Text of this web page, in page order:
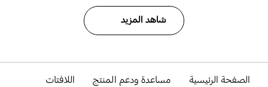
شاهد المزيد
الصفحة الرئيسية مساعدة ودعم المنتج
اللافتات